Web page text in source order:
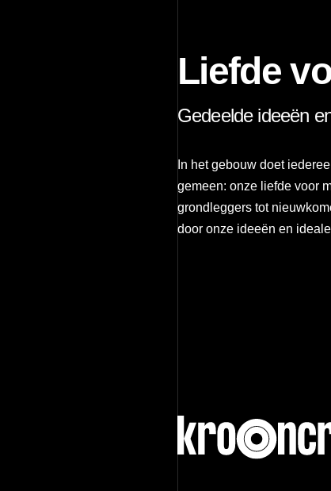
Liefde
Gedeelde ideeën
In het gebouw doet
gemeen: onze liefde voor
grondleggers tot
door onze ideeën en